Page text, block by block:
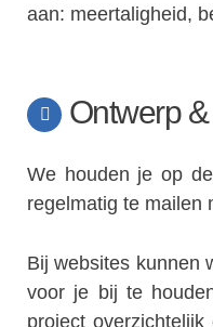
aan: meertaligheid,
Ontwerp
We houden je op
regelmatig te mailen
Bij websites kunnen
voor je bij te
project